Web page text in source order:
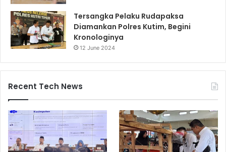
Tersangka Pelaku Rudapaksa
Diamankan Polres Kutim, Begini
Kronologinya
12 June 2024
Recent Tech News